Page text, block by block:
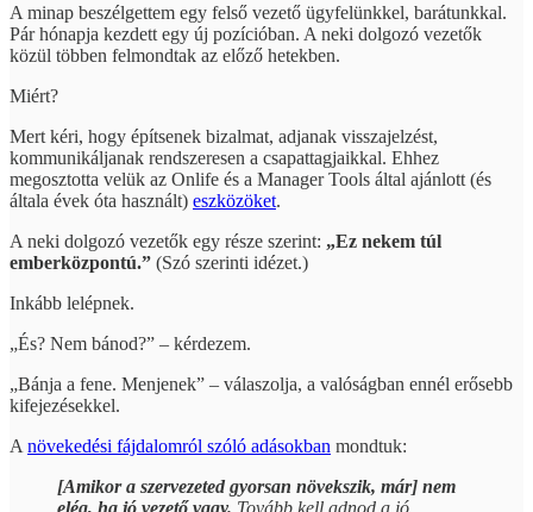
A minap beszélgettem egy felső vezető ügyfelünkkel, barátunkkal.
Pár hónapja kezdett egy új pozícióban. A neki dolgozó vezetők
közül többen felmondtak az előző hetekben.
Miért?
Mert kéri, hogy építsenek bizalmat, adjanak visszajelzést,
kommunikáljanak rendszeresen a csapattagjaikkal. Ehhez
megosztotta velük az Onlife és a Manager Tools által ajánlott (és
általa évek óta használt) eszközöket.
A neki dolgozó vezetők egy része szerint: „Ez nekem túl
emberközpontú.” (Szó szerinti idézet.)
Inkább lelépnek.
„És? Nem bánod?” – kérdezem.
„Bánja a fene. Menjenek” – válaszolja, a valóságban ennél erősebb
kifejezésekkel.
A növekedési fájdalomról szóló adásokban mondtuk:
[Amikor a szervezeted gyorsan növekszik, már] nem
elég, ha jó vezető vagy. Tovább kell adnod a jó